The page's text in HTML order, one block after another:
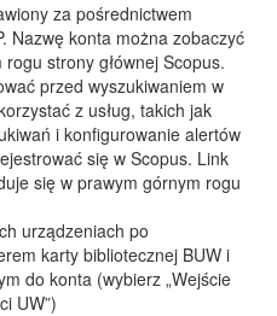
za pośrednictwem
Nazwę konta można zobaczyć
strony głównej Scopus.
przed wyszukiwaniem w
z usług, takich jak
i konfigurowanie alertów
się w Scopus. Link
się w prawym górnym rogu
urządzeniach po
karty bibliotecznej BUW i
do konta (wybierz „Wejście
UW”)